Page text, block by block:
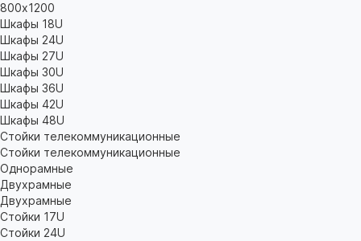
800х1200
Шкафы 18U
Шкафы 24U
Шкафы 27U
Шкафы 30U
Шкафы 36U
Шкафы 42U
Шкафы 48U
Стойки телекоммуникационные
Стойки телекоммуникационные
Однорамные
Двухрамные
Двухрамные
Стойки 17U
Стойки 24U